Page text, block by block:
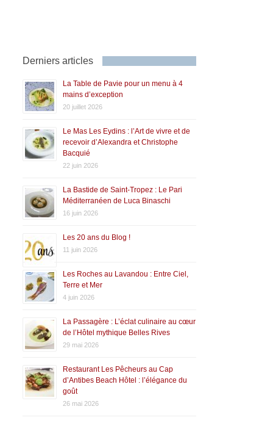
Derniers articles
La Table de Pavie pour un menu à 4
mains d’exception
20 juillet 2026
Le Mas Les Eydins : l’Art de vivre et de
recevoir d’Alexandra et Christophe
Bacquié
22 juin 2026
La Bastide de Saint-Tropez : Le Pari
Méditerranéen de Luca Binaschi
16 juin 2026
Les 20 ans du Blog !
11 juin 2026
Les Roches au Lavandou : Entre Ciel,
Terre et Mer
4 juin 2026
La Passagère : L’éclat culinaire au cœur
de l’Hôtel mythique Belles Rives
29 mai 2026
Restaurant Les Pêcheurs au Cap
d’Antibes Beach Hôtel : l’élégance du
goût
26 mai 2026